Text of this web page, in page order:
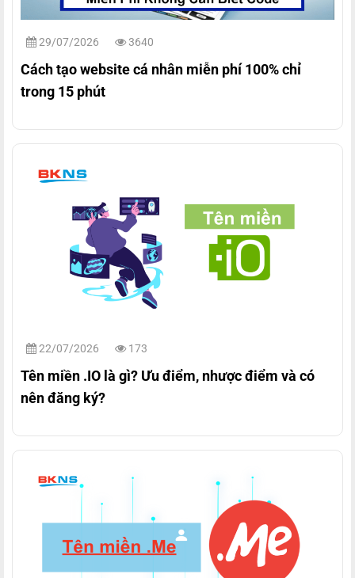
29/07/2026 3640
Cách tạo website cá nhân miễn phí 100% chỉ
trong 15 phút
22/07/2026 173
Tên miền .IO là gì? Ưu điểm, nhược điểm và có
nên đăng ký?